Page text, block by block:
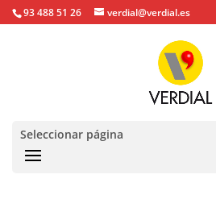
93 488 51 26 verdial@verdial.es
Seleccionar página